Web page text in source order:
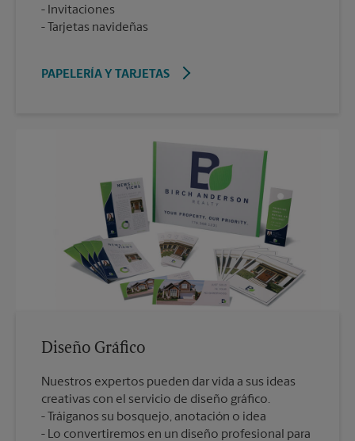
Invitaciones
Tarjetas navideñas
PAPELERÍA Y TARJETAS
Diseño Gráfico
Nuestros expertos pueden dar vida a sus ideas
creativas con el servicio de diseño gráfico.
Tráiganos su bosquejo, anotación o idea
Lo convertiremos en un diseño profesional para